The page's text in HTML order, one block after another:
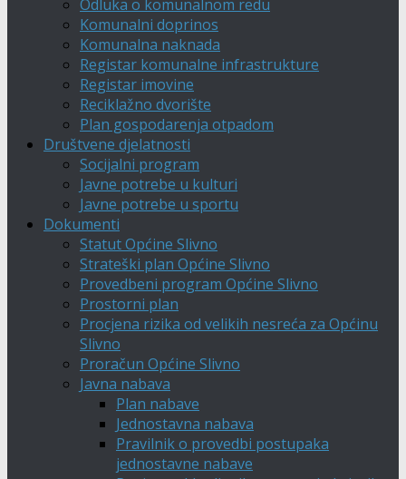
Odluka o komunalnom redu
Komunalni doprinos
Komunalna naknada
Registar komunalne infrastrukture
Registar imovine
Reciklažno dvorište
Plan gospodarenja otpadom
Društvene djelatnosti
Socijalni program
Javne potrebe u kulturi
Javne potrebe u sportu
Dokumenti
Statut Općine Slivno
Strateški plan Općine Slivno
Provedbeni program Općine Slivno
Prostorni plan
Procjena rizika od velikih nesreća za Općinu
Slivno
Proračun Općine Slivno
Javna nabava
Plan nabave
Jednostavna nabava
Pravilnik o provedbi postupaka
jednostavne nabave